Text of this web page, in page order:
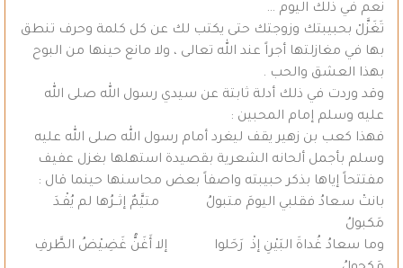
نعم في ذلك اليوم …
تَغَزَّلْ بحبيبتك وزوجتك حتى يكتب لك عن كل كلمة وحرف تنطق
بها في مغازلتها أجراً عند الله تعالى ، ولا مانع حينها من البوح
بهذا العشق والحب .
وقد وردت في ذلك أدلة ثابتة عن سيدي رسول الله صلى الله
عليه وسلم إمام المحبين :
فهذا كعب بن زهير يقف ليغرد أمام رسول الله صلى الله عليه
وسلم بأجمل ألحانه الشعرية بقصيدة استهلها بغزل عفيف
مفتتحاً إياها بذكر حبيبته واصفاً بعض محاسنها حينما قال :
بانتْ سـعادُ فقلبي اليومَ متبولُ متيَّمٌ إثــرُها لم يُفْـدَ
مَكبولُ
وما سعادُ غُداةَ البَيْنِ إذْ رَحَلوا إلا أَغَنُّ غَضِيْضُ الطَّرفِ